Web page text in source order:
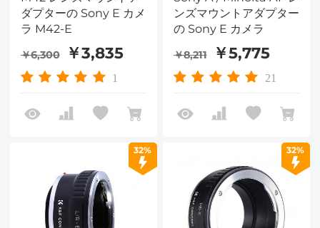
ダプターの Sony E カメ
ラ M42-E
￥6,300 ￥3,835
1
ンズマウントアダプター
の Sony E カメラ
￥8,211 ￥5,775
21
32% 32%